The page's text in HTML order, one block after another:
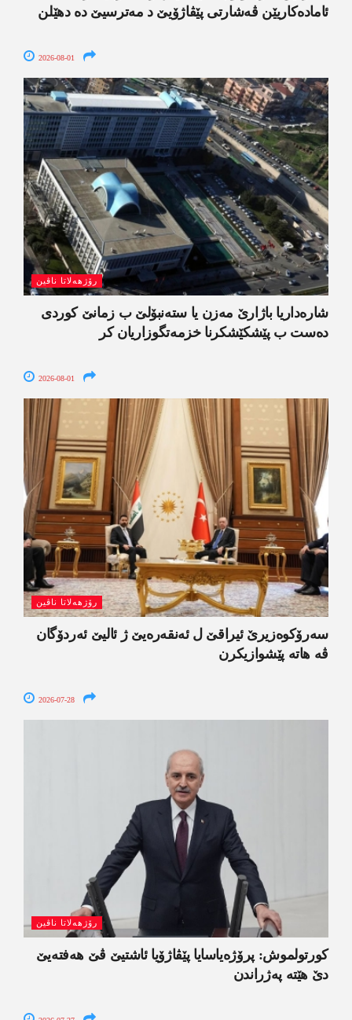
ئامادەکاریێن ڤەشارتی پێڤاژۆیێ د مەترسیێ دە دھێلن
2026-08-01
رۆژھەلاتا ناڤین
شارەداریا باژارێ مەزن یا ستەنبۆلێ ب زمانێ کوردی
دەست ب پێشکێشکرنا خزمەتگوزاریان کر
2026-08-01
رۆژھەلاتا ناڤین
سەرۆکوەزیرێ ئیراقێ ل ئەنقەرەیێ ژ ئالیێ ئەردۆگان
ڤە ھاتە پێشوازیکرن
2026-07-28
رۆژھەلاتا ناڤین
کورتولموش: پرۆژەیاسایا پێڤاژۆیا ئاشتیێ ڤێ ھەفتەیێ
دێ هێتە پەژراندن